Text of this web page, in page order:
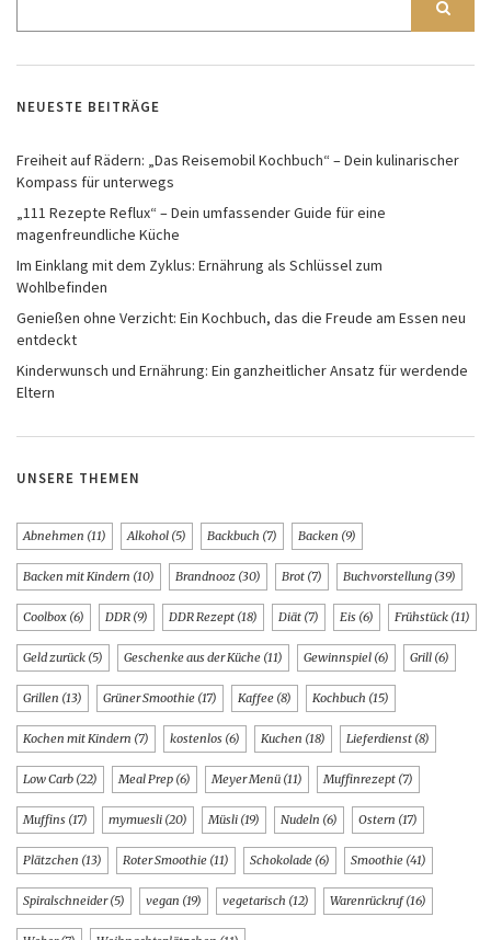
NEUESTE BEITRÄGE
Freiheit auf Rädern: „Das Reisemobil Kochbuch“ – Dein kulinarischer
Kompass für unterwegs
„111 Rezepte Reflux“ – Dein umfassender Guide für eine
magenfreundliche Küche
Im Einklang mit dem Zyklus: Ernährung als Schlüssel zum
Wohlbefinden
Genießen ohne Verzicht: Ein Kochbuch, das die Freude am Essen neu
entdeckt
Kinderwunsch und Ernährung: Ein ganzheitlicher Ansatz für werdende
Eltern
UNSERE THEMEN
Abnehmen (11) Alkohol (5) Backbuch (7) Backen (9)
Backen mit Kindern (10) Brandnooz (30) Brot (7) Buchvorstellung (39)
Coolbox (6) DDR (9) DDR Rezept (18) Diät (7) Eis (6) Frühstück (11)
Geld zurück (5) Geschenke aus der Küche (11) Gewinnspiel (6) Grill (6)
Grillen (13) Grüner Smoothie (17) Kaffee (8) Kochbuch (15)
Kochen mit Kindern (7) kostenlos (6) Kuchen (18) Lieferdienst (8)
Low Carb (22) Meal Prep (6) Meyer Menü (11) Muffinrezept (7)
Muffins (17) mymuesli (20) Müsli (19) Nudeln (6) Ostern (17)
Plätzchen (13) Roter Smoothie (11) Schokolade (6) Smoothie (41)
Spiralschneider(5) vegan (19) vegetarisch (12) Warenrückruf(16)